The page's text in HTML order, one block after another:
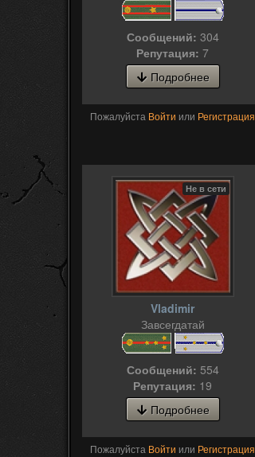
Сообщений: 304
Репутация: 7
Подробнее
Пожалуйста Войти или Регистрация
Не в сети
Vladimir
Завсегдатай
Сообщений: 554
Репутация: 19
Подробнее
Пожалуйста Войти или Регистрация